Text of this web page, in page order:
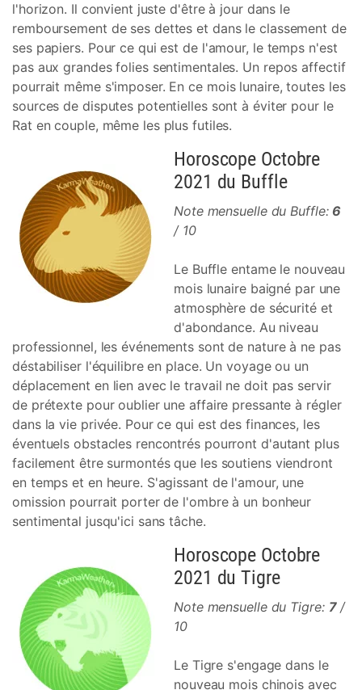
l'horizon. Il convient juste d'être à jour dans le
remboursement de ses dettes et dans le classement de
ses papiers. Pour ce qui est de l'amour, le temps n'est
pas aux grandes folies sentimentales. Un repos affectif
pourrait même s'imposer. En ce mois lunaire, toutes les
sources de disputes potentielles sont à éviter pour le
Rat en couple, même les plus futiles.
Horoscope Octobre
2021 du Buffle
Note mensuelle du Buffle: 6
/ 10
Le Buffle entame le nouveau
mois lunaire baigné par une
atmosphère de sécurité et
d'abondance. Au niveau
professionnel, les événements sont de nature à ne pas
déstabiliser l'équilibre en place. Un voyage ou un
déplacement en lien avec le travail ne doit pas servir
de prétexte pour oublier une affaire pressante à régler
dans la vie privée. Pour ce qui est des finances, les
éventuels obstacles rencontrés pourront d'autant plus
facilement être surmontés que les soutiens viendront
en temps et en heure. S'agissant de l'amour, une
omission pourrait porter de l'ombre à un bonheur
sentimental jusqu'ici sans tâche.
Horoscope Octobre
2021 du Tigre
Note mensuelle du Tigre: 7/
10
Le Tigre s'engage dans le
nouveau mois chinois avec